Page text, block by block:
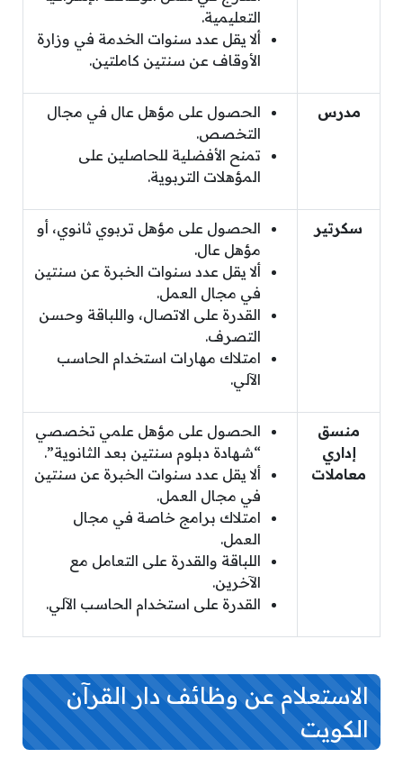
التعليمية.
ألا يقل عدد سنوات الخدمة في وزارة
الأوقاف عن سنتين كاملتين.
مدرس
الحصول على مؤهل عال في مجال
التخصص.
تمنح الأفضلية للحاصلين على
المؤهلات التربوية.
سكرتير
الحصول على مؤهل تربوي ثانوي، أو
مؤهل عال.
ألا يقل عدد سنوات الخبرة عن سنتين
في مجال العمل.
القدرة على الاتصال، واللباقة وحسن
التصرف.
امتلاك مهارات استخدام الحاسب
الآلي.
منسق
إداري
معاملات
الحصول على مؤهل علمي تخصصي
“شهادة دبلوم سنتين بعد الثانوية”.
ألا يقل عدد سنوات الخبرة عن سنتين
في مجال العمل.
امتلاك برامج خاصة في مجال
العمل.
اللباقة والقدرة على التعامل مع
الآخرين.
القدرة على استخدام الحاسب الآلي.
الاستعلام عن وظائف دار القرآن
الكويت